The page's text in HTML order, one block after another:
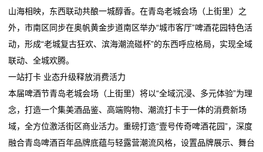
山海相映，东西联动共酿一城醇香。在青岛老城会场（上街里）之
外，市南区同步在奥帆黄金步道南区举办“城市客厅”啤酒花园特色活
动，形成“老城复古狂欢、滨海潮流碰杯”的东西呼应格局，实现全域
联动、全城欢腾。
一站打卡 业态升级释放消费活力
本届啤酒节青岛老城会场（上街里）将以“全域沉浸、多元体验”为理
念，打造一个集美酒品鉴、高端购物、潮流打卡于一体的消费新场
域，全方位激活街区商业活力。重磅打造“壹号传奇啤酒花园”，深度
融合青岛啤酒百年品牌底蕴与轻露营潮流风格，设置品牌展示、舞台